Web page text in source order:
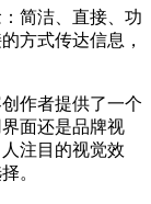
简洁、直接、功
方式传达信息，
作者提供了一个
面还是品牌视
注目的视觉效
。